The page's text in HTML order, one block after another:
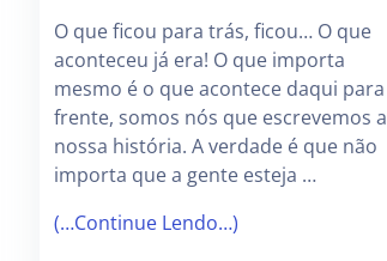
O que ficou para trás, ficou… O que
aconteceu já era! O que importa
mesmo é o que acontece daqui para
frente, somos nós que escrevemos a
nossa história. A verdade é que não
importa que a gente esteja …
(…Continue Lendo…)